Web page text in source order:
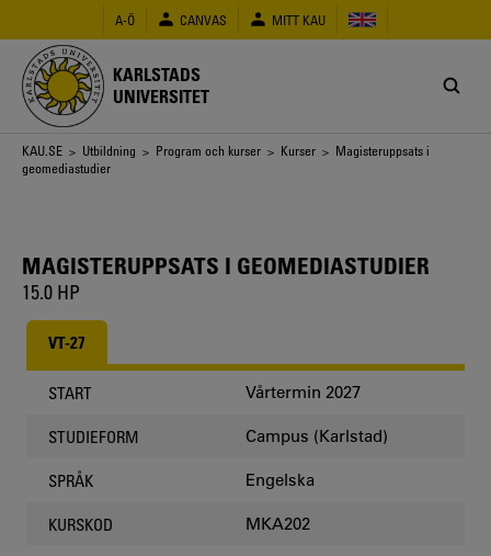
huvudinnehåll
A-Ö CANVAS MITT KAU
KARLSTADS
UNIVERSITET
Länkstig
KAU.SE > Utbildning > Program och kurser > Kurser > Magisteruppsats i
geomediastudier
MAGISTERUPPSATS I GEOMEDIASTUDIER
15.0 HP
VT-27
START Vårtermin 2027
STUDIEFORM Campus (Karlstad)
SPRÅK Engelska
KURSKOD MKA202